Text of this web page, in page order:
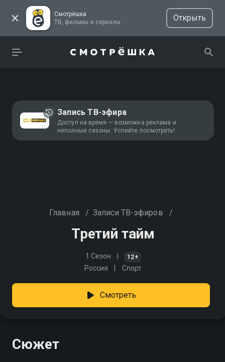
Смотрёшка
ТВ, фильмы и сериалы
Открыть
Запись ТВ-эфира
Доступ на время — возможна реклама и
неполные сезоны. Успейте посмотреть!
Главная / Записи ТВ-эфиров /
Третий тайм
1 Сезон 12+
Россия Спорт
Смотреть
Сюжет